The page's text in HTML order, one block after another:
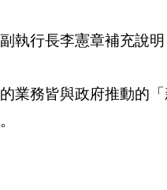
執行長李憲章補充說明
業務皆與政府推動的